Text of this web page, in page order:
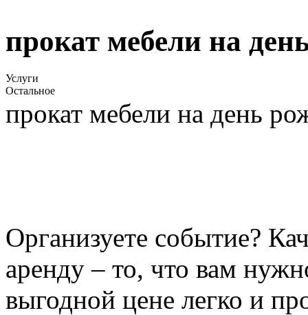
прокат мебели на
Услуги
Остальное
прокат мебели на день
Организуете событие?
аренду – то, что вам
выгодной цене легко и